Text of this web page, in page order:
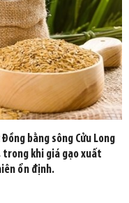
bằng sông Cửu Long
khi giá gạo xuất
ổn định.